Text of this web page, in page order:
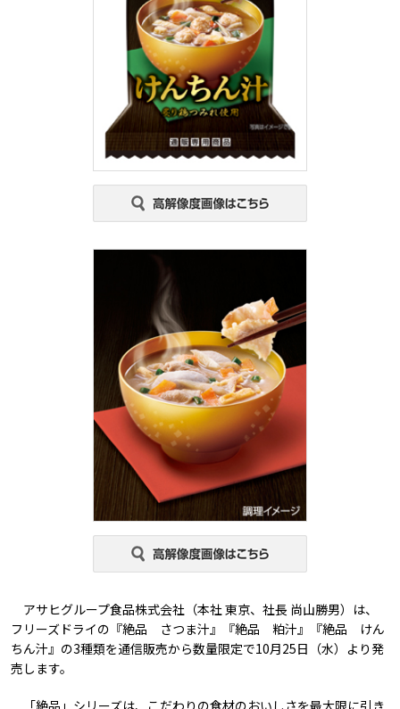
アサヒグループ食品株式会社（本社 東京、社長 尚山勝男）は、
フリーズドライの『絶品 さつま汁』『絶品 粕汁』『絶品 けん
ちん汁』の3種類を通信販売から数量限定で10月25日（水）より発
売します。
「絶品」シリーズは、こだわりの食材のおいしさを最大限に引き